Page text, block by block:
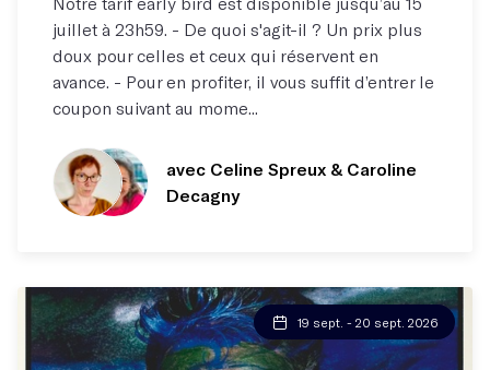
juillet à 23h59. - De quoi s'agit-il ? Un prix plus
doux pour celles et ceux qui réservent en
avance. - Pour en profiter, il vous suffit d’entrer le
coupon suivant au mome...
avec Celine Spreux & Caroline
Decagny
19 sept. - 20 sept. 2026